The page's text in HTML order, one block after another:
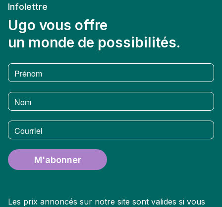
Infolettre
Ugo vous offre
un monde de possibilités.
Prénom
Nom
Courriel
M'abonner
Les prix annoncés sur notre site sont valides si vous